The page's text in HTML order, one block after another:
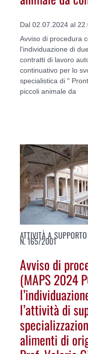
Dal 02.07.2024 al
Avviso di procedura
l'individuazione di
contratti di lavoro
continuativo per lo
specialistica di "
piccoli animale da
ATTIVITÀ A
N. 165/2001
Avviso di
(MAPS 2024
l’attività di
alimenti di